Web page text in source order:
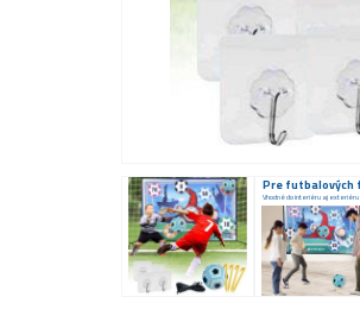
Vhodné do interiéru aj exteriéru